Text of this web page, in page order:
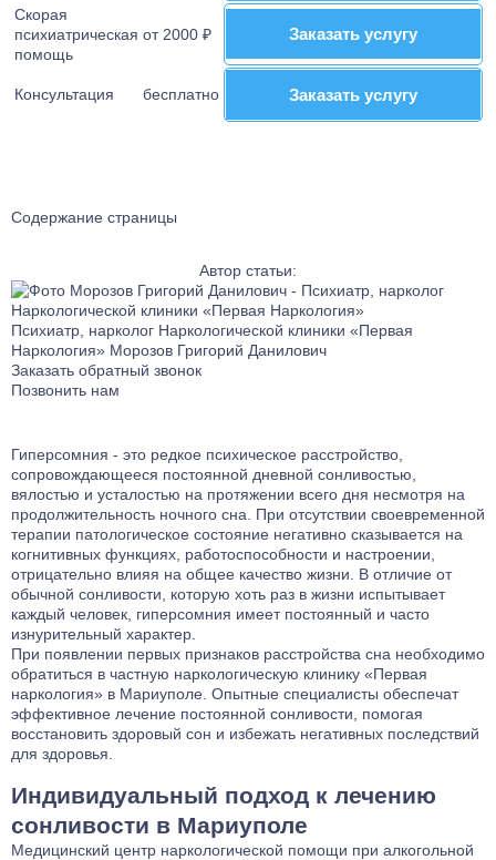
Лечение бессонницы
Лечение ГТР
Лечение нервных тиков
Лечение аутоагрессии
Лечение дромомании
Лечение мании величия
Лечение орторексии
Лечение парафилий
Лечение прозопагнозии
Психиатрическая клиника
Скорая
психиатрическая
помощь
от 2000 ₽ Заказать услугу
Заказать услугу
Консультация бесплатно Заказать услугу
Заказать услугу
Содержание страницы
Автор статьи:
Психиатр, нарколог Наркологической клиники «Первая
Наркология» Морозов Григорий Данилович
Заказать обратный звонок
Позвонить нам
Гиперсомния - это редкое психическое расстройство,
сопровождающееся постоянной дневной сонливостью,
вялостью и усталостью на протяжении всего дня несмотря на
продолжительность ночного сна. При отсутствии своевременной
терапии патологическое состояние негативно сказывается на
когнитивных функциях, работоспособности и настроении,
отрицательно влияя на общее качество жизни. В отличие от
обычной сонливости, которую хоть раз в жизни испытывает
каждый человек, гиперсомния имеет постоянный и часто
изнурительный характер.
При появлении первых признаков расстройства сна необходимо
обратиться в частную наркологическую клинику «Первая
наркология» в Мариуполе. Опытные специалисты обеспечат
эффективное лечение постоянной сонливости, помогая
восстановить здоровый сон и избежать негативных последствий
для здоровья.
Индивидуальный подход к лечению
сонливости в Мариуполе
Медицинский центр наркологической помощи при алкогольной